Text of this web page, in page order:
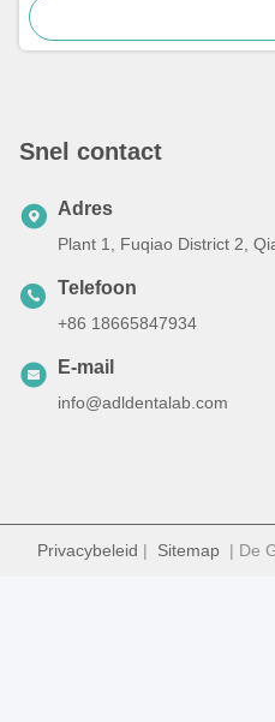
Snel contact
Adres
Plant 1, Fuqiao District 2,
Telefoon
+86 18665847934
E-mail
info@adldentalab.com
Privacybeleid | Sitemap | De